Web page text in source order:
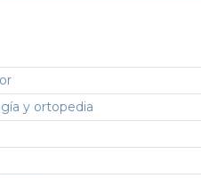
y ortopedia